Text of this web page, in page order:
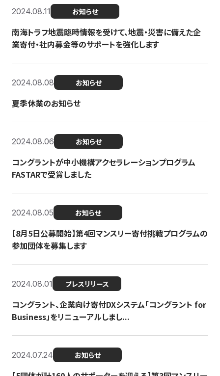
2024.08.11 お知らせ
南海トラフ地震臨時情報を受けて、地震・災害に備えた企
業寄付・社内募金等のサポートを強化します
2024.08.08 お知らせ
夏季休業のお知らせ
2024.08.06 お知らせ
コングラントが中小機構アクセラレーションプログラム
FASTARで受賞しました
2024.08.05 お知らせ
【8月5日公募開始】第4回マンスリー寄付挑戦プログラムの
参加団体を募集します
2024.08.01 プレスリリース
コングラント、企業向け寄付DXシステム「コングラント for
Business」をリニューアルしまし...
2024.07.24 お知らせ